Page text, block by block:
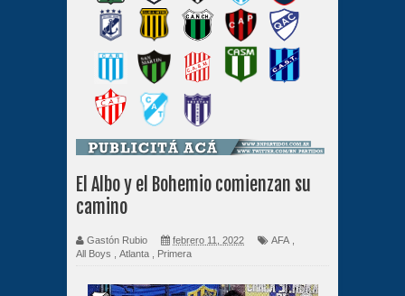
El Albo y el Bohemio comienzan su
camino
Gastón Rubio febrero 11, 2022 AFA
All Boys
Atlanta Primera